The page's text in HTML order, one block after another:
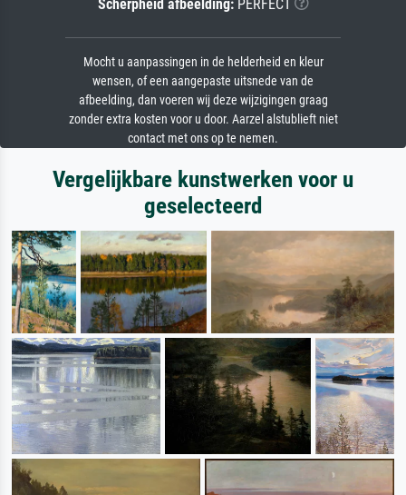
Scherpheid afbeelding:PERFECT
Mocht u aanpassingen in de helderheid en kleur
wensen, of een aangepaste uitsnede van de
afbeelding, dan voeren wij deze wijzigingen graag
zonder extra kosten voor u door. Aarzel alstublieft niet
contact met ons op te nemen.
Vergelijkbare kunstwerken voor u
geselecteerd